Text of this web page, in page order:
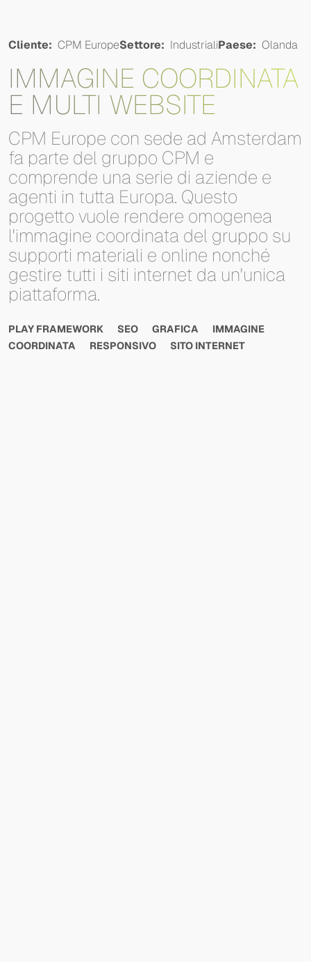
Cliente: CPM EuropeSettore: IndustrialiPaese: Olanda
IMMAGINE COORDINATA
E MULTI WEBSITE
CPM Europe con sede ad Amsterdam
fa parte del gruppo CPM e
comprende una serie di aziende e
agenti in tutta Europa. Questo
progetto vuole rendere omogenea
l'immagine coordinata del gruppo su
supporti materiali e online nonché
gestire tutti i siti internet da un'unica
piattaforma.
PLAY FRAMEWORK SEO GRAFICA
IMMAGINE
COORDINATA
RESPONSIVO SITO INTERNET